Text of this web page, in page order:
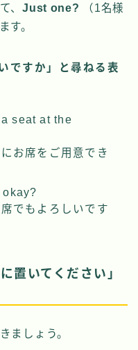
、Just one? （1名様
す。
ですか」と尋ねる表
seat at the
お席をご用意でき
でもよろしいです
置いてください」
ましょう。